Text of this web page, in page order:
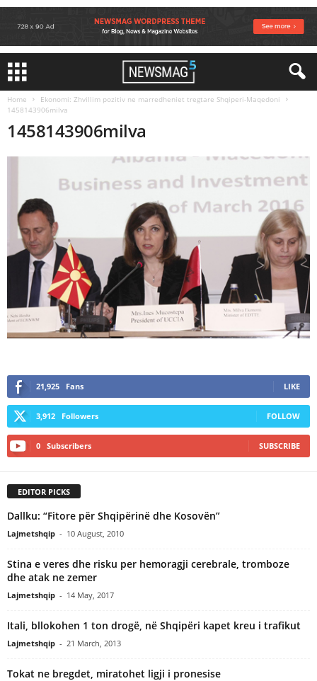
Home
Ekonomi: Zhvillim pozitiv ne marredheniet tregtare Shqiperi-Maqedoni
1458143906milva
1458143906milva
21,925 Fans LIKE
3,912 Followers FOLLOW
0 Subscribers SUBSCRIBE
EDITOR PICKS
Dallku: “Fitore për Shqipërinë dhe Kosovën”
Lajmetshqip - 10 August, 2010
Stina e veres dhe risku per hemoragji cerebrale, tromboze
dhe atak ne zemer
Lajmetshqip - 14 May, 2017
Itali, bllokohen 1 ton drogë, në Shqipëri kapet kreu i trafikut
Lajmetshqip - 21 March, 2013
Tokat ne bregdet, miratohet ligji i pronesise